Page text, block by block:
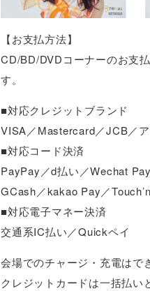
【お支払方法】
CD/BD/DVDコーナーのお支
す。
■対応クレジットブランド
VISA／Mastercard／JCB／
■対応コード決済
PayPay／d払い／Wechat
GCash／kakao Pay／
■対応電子マネー決済
交通系IC払い／Quickペイ
会場でのチャージ・充電はで
クレジットカードは一括払い